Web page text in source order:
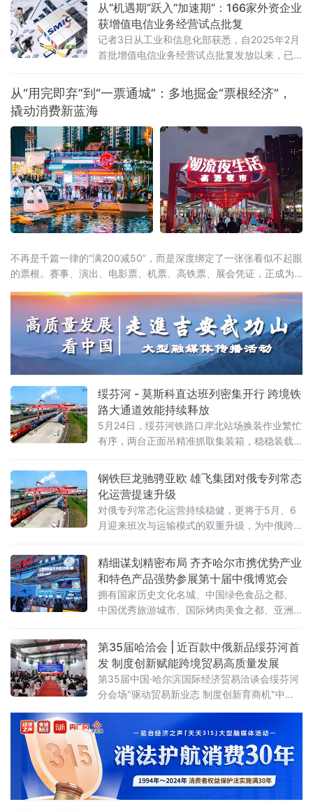
从“机遇期”跃入“加速期”：166家外资企业
获增值电信业务经营试点批复
记者3日从工业和信息化部获悉，自2025年2月
首批增值电信业务经营试点批复发放以来，已
展互联网数据中心、互联网接入服务、信息服
务等增值电信业务。这被看作是我国主动对接
的重要进展。在试点数量快速扩容的
从“用完即弃”到“一票通城”：多地掘金“票根经济”，
撬动消费新蓝海
不再是千篇一律的“满200减50”，而是深度绑定了一张张看似不起眼
的票根。赛事、演出、电影票、机票、高铁票、展会凭证，正成为
心的新浪潮，正试图通过一张张电子或纸质票根，精准捕捉城市里
的“短暂流量”，并将其转化为实实在在的“消费留量”。一张票根解锁
全城：消费场景
绥芬河 - 莫斯科直达班列密集开行 跨境铁
路大通道效能持续释放
5月24日，绥芬河铁路口岸北站场换装作业繁忙
有序，两台正面吊精准抓取集装箱，稳稳装载
二、三列“绥芬河—莫斯科”直达班列完成编组，
即将满载110个集装箱、货值超5000万元人民
币的货物启程赴俄，标志着绥芬河口岸跨境铁
路运能实现新跃升。
钢铁巨龙驰骋亚欧 雄飞集团对俄专列常态
化运营提速升级
对俄专列常态化运营持续稳健，更将于5月、6
月迎来班次与运输模式的双重升级，为中俄跨
精细谋划精密布局 齐齐哈尔市携优势产业
和特色产品强势参展第十届中俄博览会
拥有国家历史文化名城、中国绿色食品之都、
中国优秀旅游城市、国际烤肉美食之都、亚洲
特色产品强势参展。齐齐哈尔展区以“大国重
器，北国粮仓”为主题惊艳亮相第十届中俄博览
会，总面积 112.5 平方米，聚焦齐齐
第35届哈洽会 | 近百款中俄新品绥芬河首
发 制度创新赋能跨境贸易高质量发展
第35届中国·哈尔滨国际经济贸易洽谈会绥芬河
分会场"驱动贸易新业态 制度创新育商机"中俄
国际商贸中心举办。近百款中俄特色新品集中
亮相，10家中外重点企业登台推介，精准匹配
双边市场供需，为中俄跨境贸易转型升级注入
强劲动能。